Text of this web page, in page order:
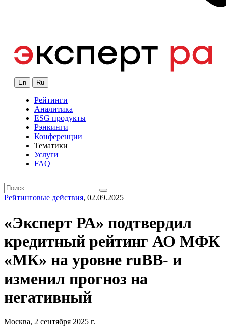
En Ru
Рейтинги
Аналитика
ESG продукты
Рэнкинги
Конференции
Тематики
Услуги
FAQ
Рейтинговые действия, 02.09.2025
«Эксперт РА» подтвердил
кредитный рейтинг АО МФК
«МК» на уровне ruBB- и
изменил прогноз на
негативный
Москва, 2 сентября 2025 г.